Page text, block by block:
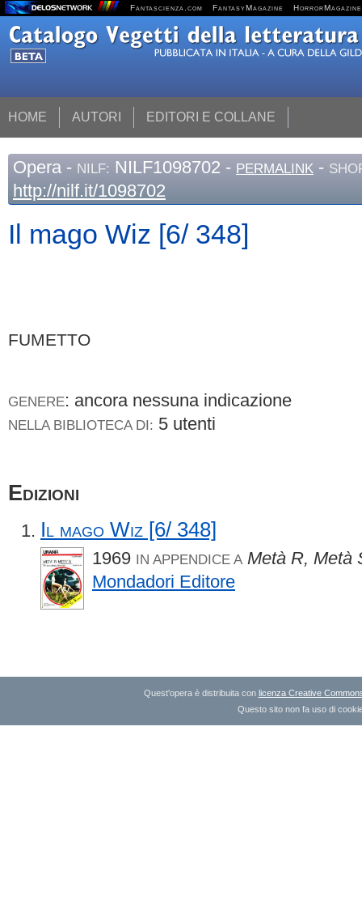
Fantascienza.com FantasyMagazine HorrorMagazine
HOME AUTORI EDITORI E COLLANE
Opera - NILF: NILF1098702 - PERMALINK -
http://nilf.it/1098702
Il mago Wiz [6/ 348]
FUMETTO
GENERE: ancora nessuna indicazione
NELLA BIBLIOTECA DI: 5 utenti
Edizioni
Il mago Wiz [6/ 348]
1969 IN APPENDICE A Metà R, Metà
Mondadori Editore
Quest'opera è distribuita con licenza Creative
Questo sito non fa uso di